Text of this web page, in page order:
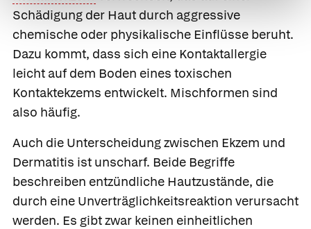
Schädigung der Haut durch aggressive
chemische oder physikalische Einflüsse beruht.
Dazu kommt, dass sich eine Kontaktallergie
leicht auf dem Boden eines toxischen
Kontaktekzems entwickelt. Mischformen sind
also häufig.
Auch die Unterscheidung zwischen Ekzem und
Dermatitis ist unscharf. Beide Begriffe
beschreiben entzündliche Hautzustände, die
durch eine Unverträglichkeitsreaktion verursacht
werden. Es gibt zwar keinen einheitlichen